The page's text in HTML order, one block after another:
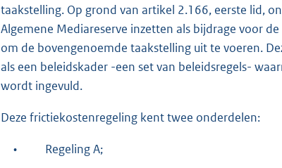
taakstelling. Op grond van artikel 2.166, eerste lid,
Algemene Mediareserve inzetten als bijdrage voor
om de bovengenoemde taakstelling uit te voeren.
als een beleidskader -een set van beleidsregels-
wordt ingevuld.
Deze frictiekostenregeling kent twee onderdelen:
• Regeling A;